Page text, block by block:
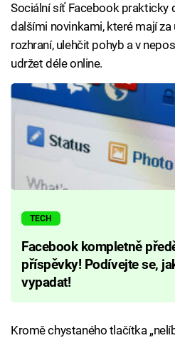
Sociální síť Facebook prakticky
dalšími novinkami, které mají
rozhraní, ulehčit pohyb a v
udržet déle online.
TECH
Facebook kompletně
příspěvky! Podívejte se,
vypadat!
Kromě chystaného tlačítka